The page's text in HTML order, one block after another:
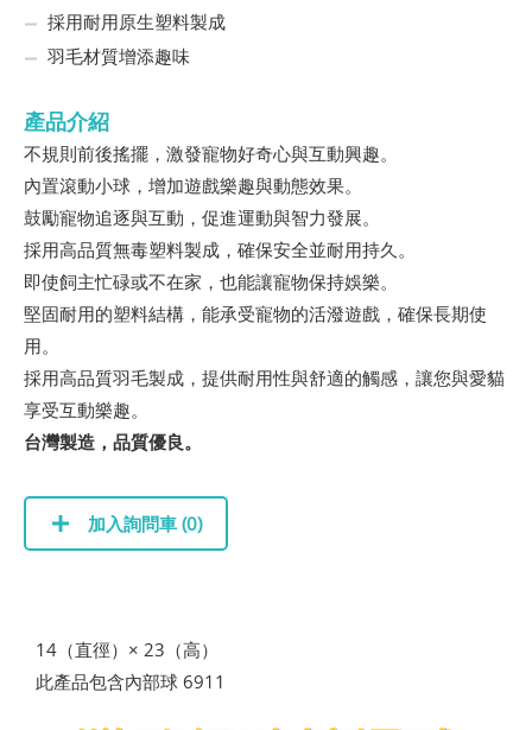
採用耐用原生塑料製成
羽毛材質增添趣味
產品介紹
不規則前後搖擺，激發寵物好奇心與互動興趣。
內置滾動小球，增加遊戲樂趣與動態效果。
鼓勵寵物追逐與互動，促進運動與智力發展。
採用高品質無毒塑料製成，確保安全並耐用持久。
即使飼主忙碌或不在家，也能讓寵物保持娛樂。
堅固耐用的塑料結構，能承受寵物的活潑遊戲，確保長期使
用。
採用高品質羽毛製成，提供耐用性與舒適的觸感，讓您與愛貓
享受互動樂趣。
台灣製造，品質優良。
加入詢問車 (0)
14（直徑）× 23（高）
此產品包含內部球 6911